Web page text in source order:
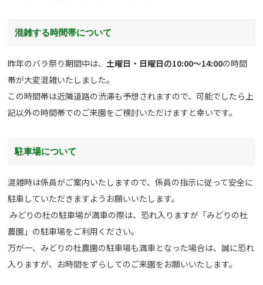
混雑する時間帯について
昨年のバラ祭り期間中は、 土曜日・日曜日の10:00～14:00の時間
帯が大変混雑いたしました。
この時間帯は近隣道路の渋滞も予想されますので、可能でしたら上
記以外の時間帯でのご来園をご検討いただけますと幸いです。
駐車場について
混雑時は係員がご案内いたしますので、係員の指示に従って安全に
駐車していただきますようお願いいたします。
みどりの杜の駐車場が満車の際は、恐れ入りますが「みどりの杜
農園」の駐車場をご利用ください。
万が一、みどりの杜農園の駐車場も満車となった場合は、誠に恐れ
入りますが、お時間をずらしてのご来園をお願いいたします。